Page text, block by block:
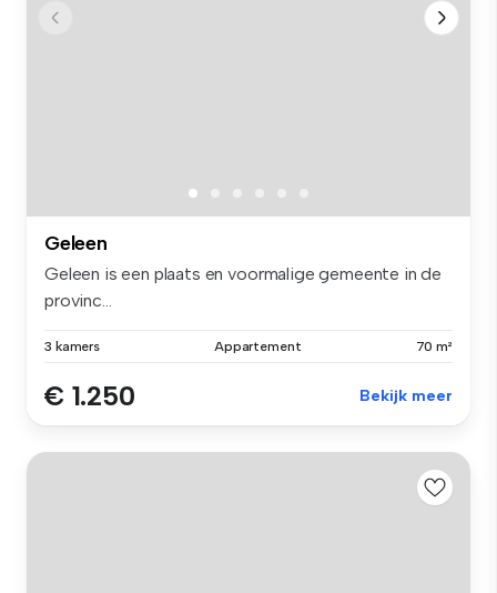
Geleen
Geleen is een plaats en voormalige gemeente in de
provinc...
3 kamers Appartement 70 m²
€ 1.250 Bekijk meer